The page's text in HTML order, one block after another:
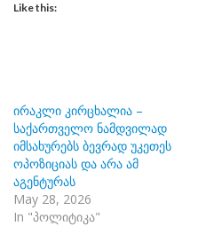
Like this:
ირაკლი კირცხალია –
საქართველო ნამდვილად
იმსახურებს ბევრად უკეთეს
ოპოზიციას და არა ამ
აგენტურას
May 28, 2026
In "პოლიტიკა"